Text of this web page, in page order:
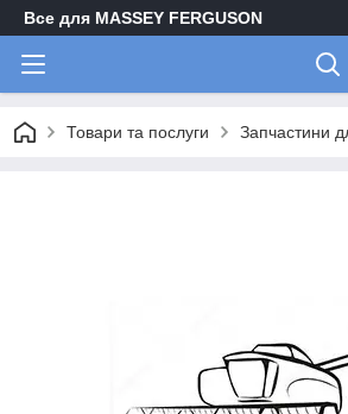
Все для MASSEY FERGUSON
Товари та послуги Запчастини